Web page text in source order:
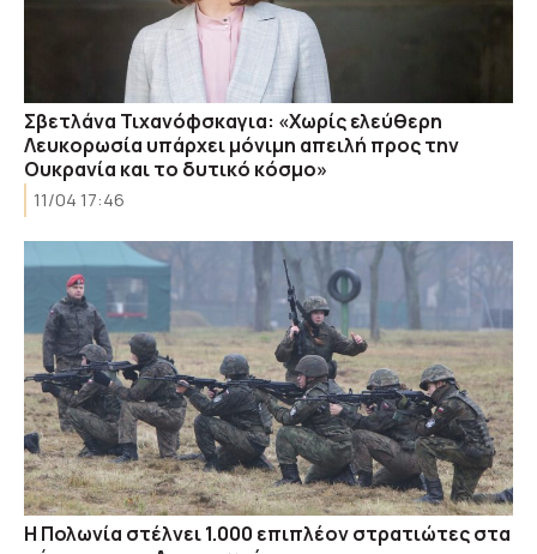
Σβετλάνα Τιχανόφσκαγια: «Χωρίς ελεύθερη
Λευκορωσία υπάρχει μόνιμη απειλή προς την
Ουκρανία και το δυτικό κόσμο»
11/04 17:46
Η Πολωνία στέλνει 1.000 επιπλέον στρατιώτες στα